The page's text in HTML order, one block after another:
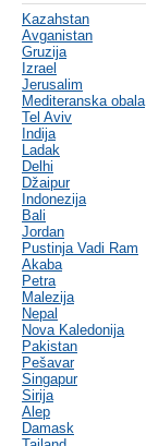
Kazahstan
Avganistan
Gruzija
Izrael
Jerusalim
Mediteranska obala
Tel Aviv
Indija
Ladak
Delhi
Džaipur
Indonezija
Bali
Jordan
Pustinja Vadi Ram
Akaba
Petra
Malezija
Nepal
Nova Kaledonija
Pakistan
Pešavar
Singapur
Sirija
Alep
Damask